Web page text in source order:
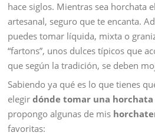
hace siglos. Mientras sea horchata
artesanal, seguro que te encanta.
puedes tomar líquida, mixta o
“fartons”, unos dulces típicos que
que según la tradición, se deben
Sabiendo ya qué es lo que tienes
elegirdónde tomar una
propongo algunas de mis
favoritas: